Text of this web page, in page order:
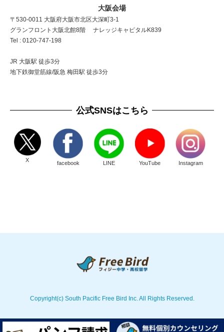
大阪会場
〒530-0011 大阪府大阪市北区大深町3-1
グランフロント大阪北館8階 ナレッジキャピタルK839
Tel : 0120-747-198
JR 大阪駅 徒歩3分
地下鉄御堂筋線/阪急 梅田駅 徒歩3分
公式SNSはこちら
X facebook LINE YouTube Instagram
Copyright(c) South Pacific Free Bird Inc. All Rights Reserved.